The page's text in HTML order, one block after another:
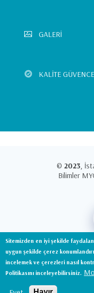
GALERİ
KALİTE
© 2023,
Bilimler
0850 811
Sitemizden en iyi şekilde
uygun şekilde çerez
incelemek ve çerezleri nasıl
Politikasını inceleyebilirsiniz.